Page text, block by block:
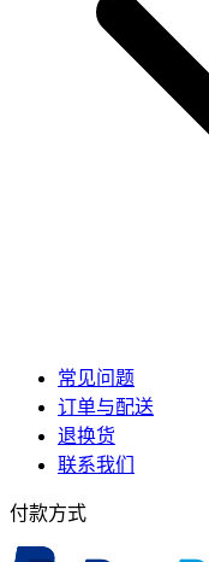
常见问题
订单与配送
退换货
联系我们
付款方式